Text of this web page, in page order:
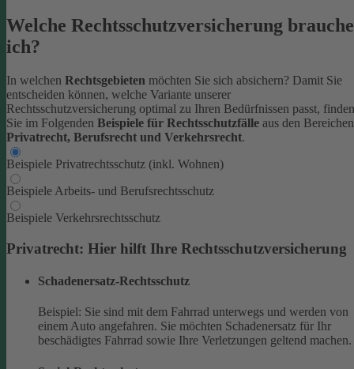
Welche Rechtsschutzversicherung brauche
ich?
In welchen Rechtsgebieten möchten Sie sich absichern? Damit Sie
entscheiden können, welche Variante unserer
Rechtsschutzversicherung optimal zu Ihren Bedürfnissen passt, finden
Sie im Folgenden Beispiele für Rechtsschutzfälle aus den Bereichen
Privatrecht, Berufsrecht und Verkehrsrecht.
Beispiele Privatrechtsschutz (inkl. Wohnen)
Beispiele Arbeits- und Berufsrechtsschutz
Beispiele Verkehrsrechtsschutz
Privatrecht: Hier hilft Ihre Rechtsschutzversicherung
Schadenersatz-Rechtsschutz
Beispiel: Sie sind mit dem Fahrrad unterwegs und werden von
einem Auto angefahren. Sie möchten Schadenersatz für Ihr
beschädigtes Fahrrad sowie Ihre Verletzungen geltend machen.